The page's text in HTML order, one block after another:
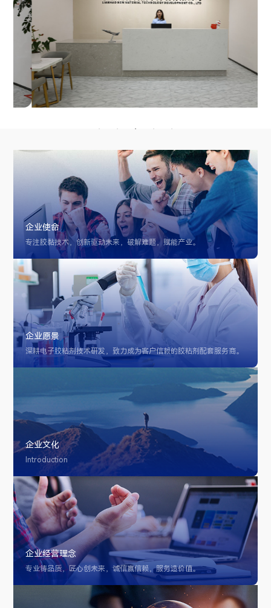
企业使命
专注胶黏技术，创新驱动未来，破解难题，赋能产业。
企业愿景
深耕电子胶粘剂技术研发，致力成为客户信赖的胶粘剂配套服务商。
企业文化
Introduction
企业经营理念
专业铸品质，匠心创未来，诚信赢信赖，服务造价值。